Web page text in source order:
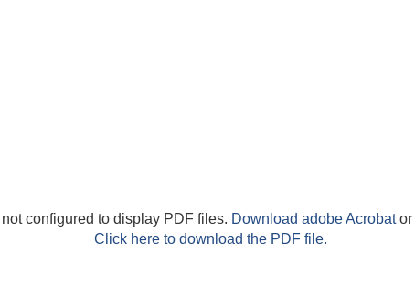
configured to display PDF files. Download adobe Acrobator
Click here to download the PDF file.